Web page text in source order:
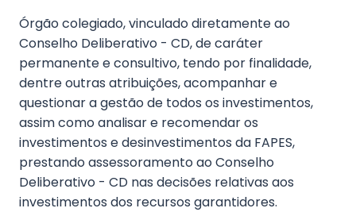
Órgão colegiado, vinculado diretamente ao
Conselho Deliberativo - CD, de caráter
permanente e consultivo, tendo por finalidade,
dentre outras atribuições, acompanhar e
questionar a gestão de todos os investimentos,
assim como analisar e recomendar os
investimentos e desinvestimentos da FAPES,
prestando assessoramento ao Conselho
Deliberativo - CD nas decisões relativas aos
investimentos dos recursos garantidores.